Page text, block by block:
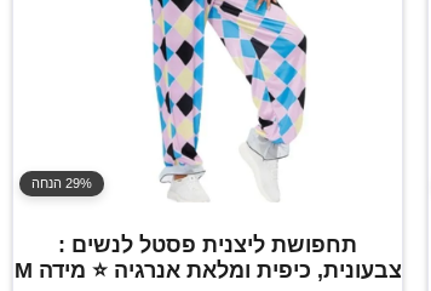
29% הנחה
תחפושת ליצנית פסטל לנשים :
צבעונית, כיפית ומלאת אנרגיה ⭐ מידה M